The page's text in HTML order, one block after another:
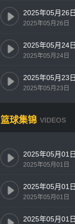
2025年05月26日
2025年05月24日
2025年05月23日
篮球集锦 VIDEOS
2025年05月01日
2025年05月01日